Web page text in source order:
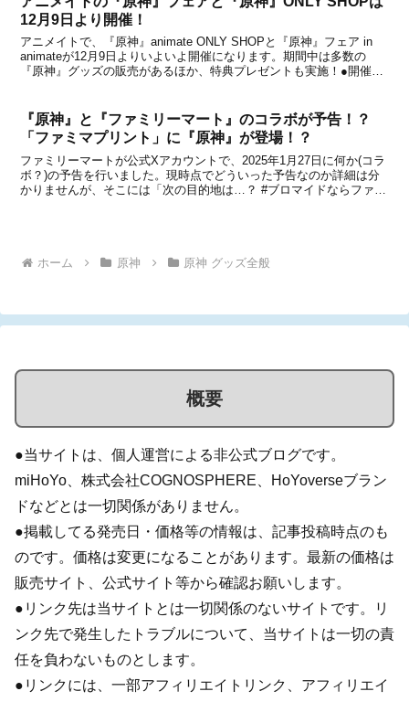
12月9日より開催！
アニメイトで、『原神』animate ONLY SHOPと『原神』フェア in
animateが12月9日よりいよいよ開催になります。期間中は多数の
『原神』グッズの販売があるほか、特典プレゼントも実施！●開催期
『原神』と『ファミリーマート』のコラボが予告！？
「ファミマプリント」に『原神』が登場！？
ファミリーマートが公式Xアカウントで、2025年1月27日に何か(コラ
ボ？)の予告を行いました。現時点でどういった予告なのか詳細は分
かりませんが、そこには「次の目的地は…？ #ブロマイドならファミ
ホーム 原神 原神 グッズ全般
概要
●当サイトは、個人運営による非公式ブログです。
miHoYo、株式会社COGNOSPHERE、HoYoverseブラン
ドなどとは一切関係がありません。
●掲載してる発売日・価格等の情報は、記事投稿時点のも
のです。価格は変更になることがあります。最新の価格は
販売サイト、公式サイト等から確認お願いします。
●リンク先は当サイトとは一切関係のないサイトです。リ
ンク先で発生したトラブルについて、当サイトは一切の責
任を負わないものとします。
●リンクには、一部アフィリエイトリンク、アフィリエイ